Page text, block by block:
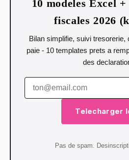
10 modeles Excel
fiscales 2026
Bilan simplifie, suivi tresorerie,
paie - 10 templates prets a
des
Telecharger
Pas de spam.